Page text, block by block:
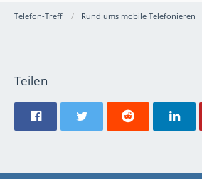
Telefon-Treff Rund ums mobile Telefonieren
Teilen